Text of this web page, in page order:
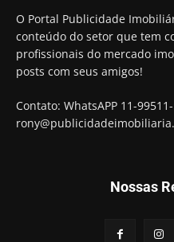
O Portal Publicidade
conteúdo do setor que tem
profissionais do mercado
posts com seus amigos!
Contato: WhatsAPP 11-
Nossas